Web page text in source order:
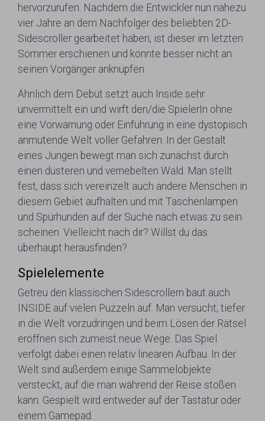
hervorzurufen. Nachdem die Entwickler nun nahezu
vier Jahre an dem Nachfolger des beliebten 2D-
Sidescroller gearbeitet haben, ist dieser im letzten
Sommer erschienen und könnte besser nicht an
seinen Vorgänger anknüpfen.
Ähnlich dem Debüt setzt auch Inside sehr
unvermittelt ein und wirft den/die SpielerIn ohne
eine Vorwarnung oder Einführung in eine dystopisch
anmutende Welt voller Gefahren. In der Gestalt
eines Jungen bewegt man sich zunächst durch
einen düsteren und vernebelten Wald. Man stellt
fest, dass sich vereinzelt auch andere Menschen in
diesem Gebiet aufhalten und mit Taschenlampen
und Spürhunden auf der Suche nach etwas zu sein
scheinen. Vielleicht nach dir? Willst du das
überhaupt herausfinden?
Spielelemente
Getreu den klassischen Sidescrollern baut auch
INSIDE auf vielen Puzzeln auf. Man versucht, tiefer
in die Welt vorzudringen und beim Lösen der Rätsel
eröffnen sich zumeist neue Wege. Das Spiel
verfolgt dabei einen relativ linearen Aufbau. In der
Welt sind außerdem einige Sammelobjekte
versteckt, auf die man während der Reise stoßen
kann. Gespielt wird entweder auf der Tastatur oder
einem Gamepad.